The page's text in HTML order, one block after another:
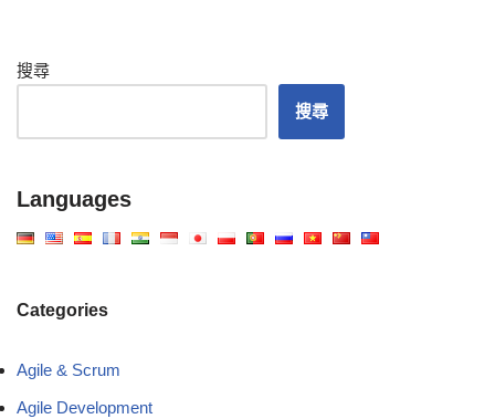
搜尋
搜尋
Languages
Categories
Agile & Scrum
Agile Development